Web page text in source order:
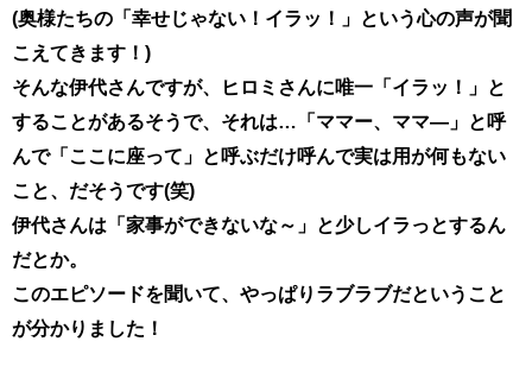
(奥様たちの「幸せじゃない！イラッ！」という心の声が聞
こえてきます！)
そんな伊代さんですが、ヒロミさんに唯一「イラッ！」と
することがあるそうで、それは…「ママー、ママ―」と呼
んで「ここに座って」と呼ぶだけ呼んで実は用が何もない
こと、だそうです(笑)
伊代さんは「家事ができないな～」と少しイラっとするん
だとか。
このエピソードを聞いて、やっぱりラブラブだということ
が分かりました！